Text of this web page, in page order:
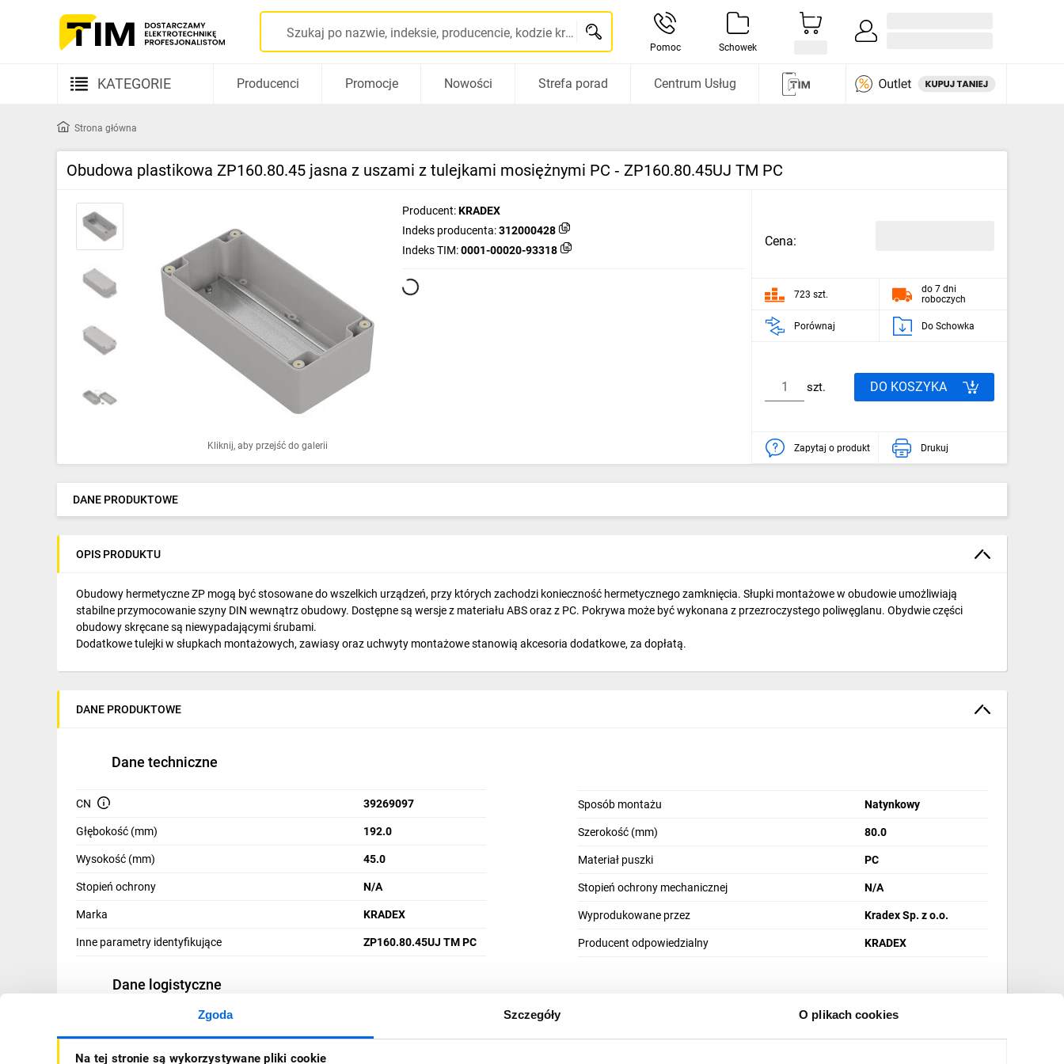
Zgoda Szczegóły O plikach cookies
Na tej stronie są wykorzystywane pliki cookie
Szukaj po nazwie, indeksie, producencie, kodzie kreskowym...
Pomoc Schowek
KATEGORIE
Kable i przewody
Rozdzielnice i obudowy
Elementy prowadzenia kabli
Fotowoltaika
Gniazda i łączniki
Oprawy oświetleniowe
Pompy ciepła
Ogrzewanie
Elektronarzędzia i mierniki
Napędy elektryczne
Pneumatyka
Elektromobilność
Telewizja naziemna i satelitarna
Producenci Promocje Nowości Strefa porad Centrum Usług
Strona główna
Obudowa plastikowa ZP160.80.45 jasna z uszami z tulejkami mosiężnymi PC ‑ ZP160.80.45UJ TM PC
Kliknij, aby przejść do galerii
Producent:KRADEX
Indeks producenta:312000428
Indeks TIM:0001-00020-93318
Cena:
723 szt.
do 7 dni
roboczych
Porównaj Do Schowka
szt. DO KOSZYKA
Zapytaj o produkt Drukuj
DANE PRODUKTOWE
OPIS PRODUKTU
Obudowy hermetyczne ZP mogą być stosowane do wszelkich urządzeń, przy których zachodzi konieczność hermetycznego zamknięcia. Słupki montażowe w obudowie umożliwiają
stabilne przymocowanie szyny DIN wewnątrz obudowy. Dostępne są wersje z materiału ABS oraz z PC. Pokrywa może być wykonana z przezroczystego poliwęglanu. Obydwie części
obudowy skręcane są niewypadającymi śrubami.
Dodatkowe tulejki w słupkach montażowych, zawiasy oraz uchwyty montażowe stanowią akcesoria dodatkowe, za dopłatą.
DANE PRODUKTOWE
Dane techniczne
CN 39269097
Głębokość (mm) 192.0
Wysokość (mm) 45.0
Stopień ochrony N/A
Marka KRADEX
Inne parametry identyfikujące ZP160.80.45UJ TM PC
Sposób montażu Natynkowy
Szerokość (mm) 80.0
Materiał puszki PC
Stopień ochrony mechanicznej N/A
Wyprodukowane przez Kradex Sp. z o.o.
Producent odpowiedzialny KRADEX
Dane logistyczne